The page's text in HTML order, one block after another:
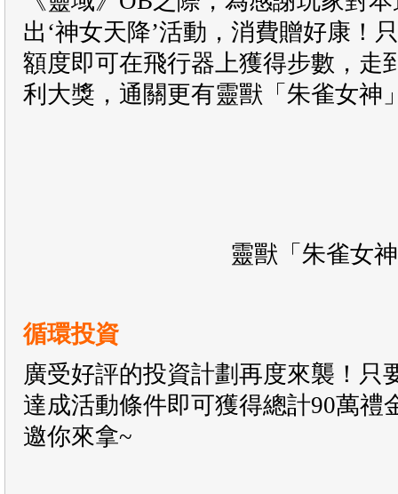
出‘神女天降’活動，消費贈好康！
額度即可在飛行器上獲得步數，走
利大獎，通關更有靈獸「朱雀女神
靈獸「朱雀女
循環投資
廣受好評的投資計劃再度來襲！只
達成活動條件即可獲得總計90萬禮
邀你來拿~